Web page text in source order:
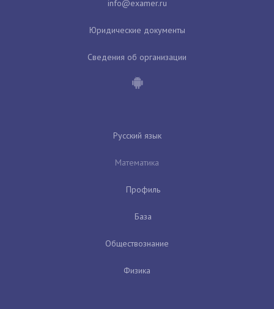
Юридические документы
Сведения об организации
Русский язык
Математика
Профиль
База
Обществознание
Физика